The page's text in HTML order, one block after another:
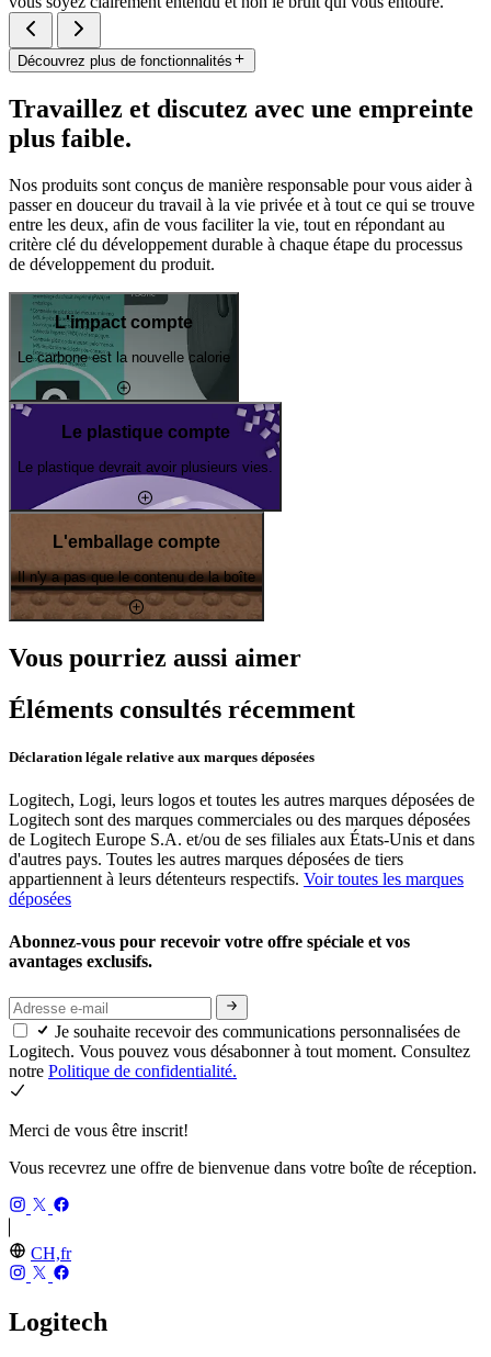
Découvrez plus de fonctionnalités
Travaillez et discutez avec une empreinte
plus faible.
Nos produits sont conçus de manière responsable pour vous aider à
passer en douceur du travail à la vie privée et à tout ce qui se trouve
entre les deux, afin de vous faciliter la vie, tout en répondant au
critère clé du développement durable à chaque étape du processus
de développement du produit.
L'impact compte
Le carbone est la nouvelle calorie
Le plastique compte
Le plastique devrait avoir plusieurs vies.
L'emballage compte
Il n'y a pas que le contenu de la boîte
Vous pourriez aussi aimer
Éléments consultés récemment
Déclaration légale relative aux marques déposées
Logitech, Logi, leurs logos et toutes les autres marques déposées de
Logitech sont des marques commerciales ou des marques déposées
de Logitech Europe S.A. et/ou de ses filiales aux États-Unis et dans
d'autres pays. Toutes les autres marques déposées de tiers
appartiennent à leurs détenteurs respectifs. Voir toutes les marques
déposées
Abonnez-vous pour recevoir votre offre spéciale et vos
avantages exclusifs.
Je souhaite recevoir des communications personnalisées de
Logitech. Vous pouvez vous désabonner à tout moment. Consultez
notre Politique de confidentialité.
Merci de vous être inscrit!
Vous recevrez une offre de bienvenue dans votre boîte de réception.
CH,fr
Logitech